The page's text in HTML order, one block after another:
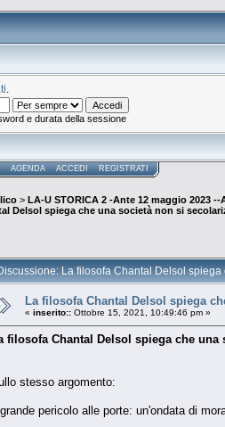
e durata della sessione
AGENDA ACCEDI REGISTRATI
> LA-U STORICA 2 -Ante 12 maggio 2023 --
Delsol spiega che una società non si
La filosofa Chantal Delsol
La filosofa Chantal Delsol spiega
« inserito:: Ottobre 15, 2021, 10:49:46 pm »
filosofa Chantal Delsol spiega che
stesso argomento:
pericolo alle porte: un'ondata di